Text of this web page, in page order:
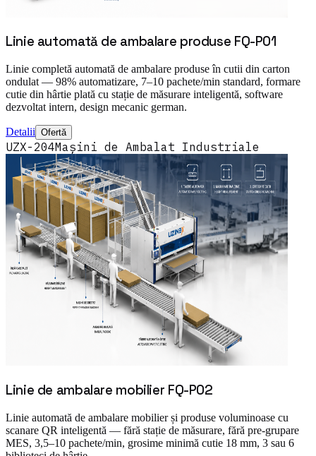
Linie automată de ambalare produse FQ-P01
Linie completă automată de ambalare produse în cutii din carton
ondulat — 98% automatizare, 7–10 pachete/min standard, formare
cutie din hârtie plată cu stație de măsurare inteligentă, software
dezvoltat intern, design mecanic german.
Detalii Ofertă
UZX-204Mașini de Ambalat Industriale
Linie de ambalare mobilier FQ-P02
Linie automată de ambalare mobilier și produse voluminoase cu
scanare QR inteligentă — fără stație de măsurare, fără pre-grupare
MES, 3,5–10 pachete/min, grosime minimă cutie 18 mm, 3 sau 6